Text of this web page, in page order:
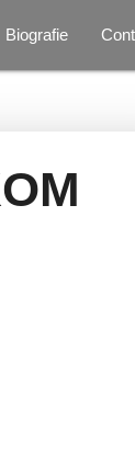
Biografie